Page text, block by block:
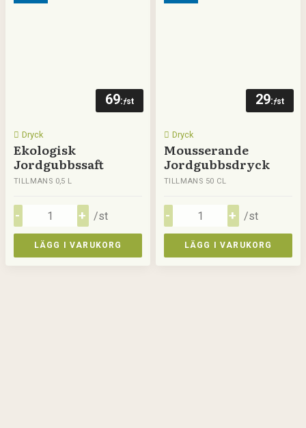
69:-/st
Dryck
Ekologisk
Jordgubbssaft
TILLMANS 0,5 L
/st
LÄGG I VARUKORG
29:-/st
Dryck
Mousserande
Jordgubbsdryck
TILLMANS 50 CL
/st
LÄGG I VARUKORG